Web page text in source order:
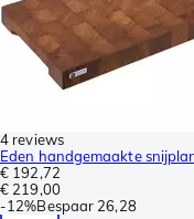
4 reviews
Eden handgemaakte
€ 192,72
€ 219,00
-12%Bespaar 26,28